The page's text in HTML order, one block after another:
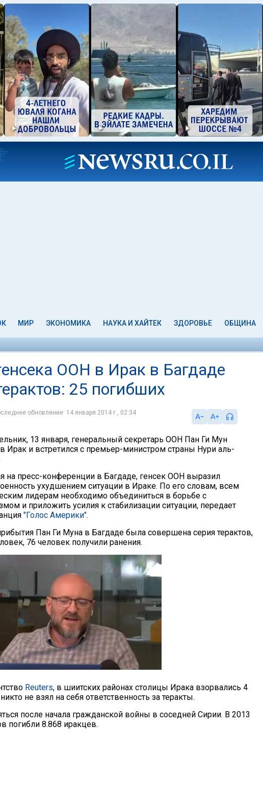
МИР ЭКОНОМИКА НАУКА И ХАЙТЕК ЗДОРОВЬЕ ОБЩИНА
ООН в Ирак в Багдаде
25 погибших
обновление: 14 января 2014 г., 02:34
13 января, генеральный секретарь ООН Пан Ги Мун
Ирак и встретился с премьер-министром страны Нури аль-
на пресс-конференции в Багдаде, генсек ООН выразил
ухудшением ситуации в Ираке. По его словам, всем
лидерам необходимо объединиться в борьбе с
и приложить усилия к стабилизации ситуации, передает
"Голос Америки".
Пан Ги Муна в Багдаде была совершена серия терактов,
76 человек получили ранения.
Reuters, в шиитских районах столицы Ирака взорвались 4
не взял на себя ответственность за теракты.
после начала гражданской войны в соседней Сирии. В 2013
погибли 8.868 иракцев.